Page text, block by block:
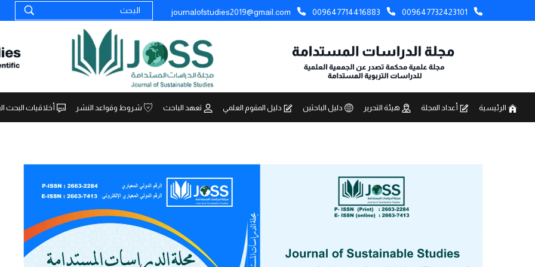
009647732423101
009647714416883
journalofstudies2019@gmail.com
الرئيسية أعداد المجلة هيئة التحرير دليل الباحثين دليل المقوم العلمي تعهد الباحث شروط وقواعد النشر أخلاقيات البحث